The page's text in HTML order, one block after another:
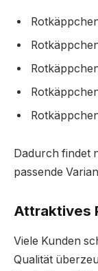
Dadurch findet
passende
Attraktives
Viele Kunden
Qualität